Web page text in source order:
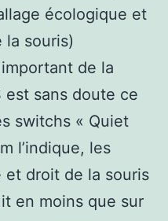
écologique et
la souris)
de la
est sans doute ce
switchs « Quiet
l’indique, les
droit de la souris
en moins que sur